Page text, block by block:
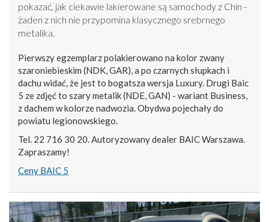
pokazać, jak ciekawie lakierowane są samochody z Chin -
żaden z nich nie przypomina klasycznego srebrnego
metalika.
Pierwszy egzemplarz polakierowano na kolor zwany
szaroniebieskim (NDK, GAR), a po czarnych słupkach i
dachu widać, że jest to bogatsza wersja Luxury. Drugi Baic
5 ze zdjęć to szary metalik (NDE, GAN) - wariant Business,
z dachem w kolorze nadwozia. Obydwa pojechały do
powiatu legionowskiego.
Tel. 22 716 30 20. Autoryzowany dealer BAIC Warszawa.
Zapraszamy!
Ceny BAIC 5